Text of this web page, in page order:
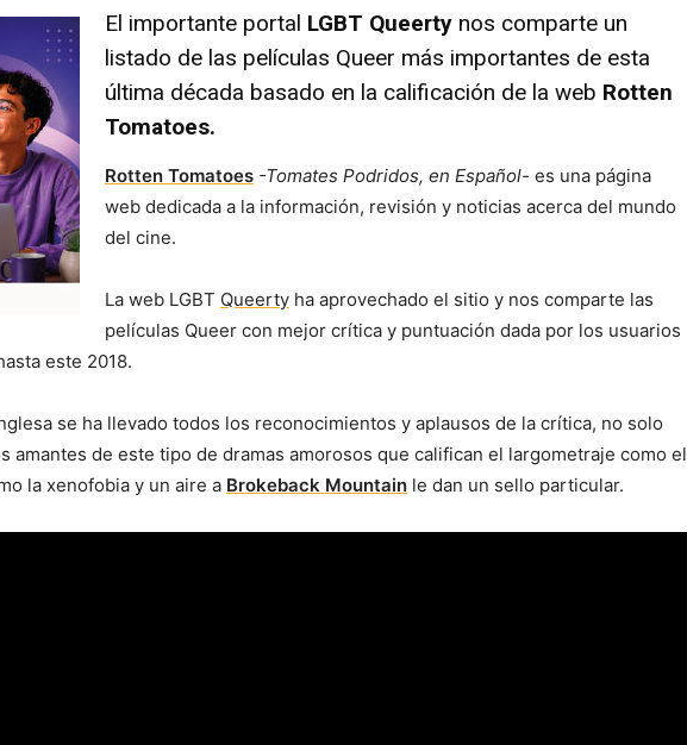
El importante portal LGBT Queerty nos comparte un
listado de las películas Queer más importantes de esta
última década basado en la calificación de la web Rotten
Tomatoes.
Rotten Tomatoes -Tomates Podridos, en Español- es una página
web dedicada a la información, revisión y noticias acerca del mundo
del cine.
La web LGBT Queerty ha aprovechado el sitio y nos comparte las
películas Queer con mejor crítica y puntuación dada por los usuarios
este 2018.
se ha llevado todos los reconocimientos y aplausos de la crítica, no solo
amantes de este tipo de dramas amorosos que califican el largometraje como el
la xenofobia y un aire a Brokeback Mountain le dan un sello particular.